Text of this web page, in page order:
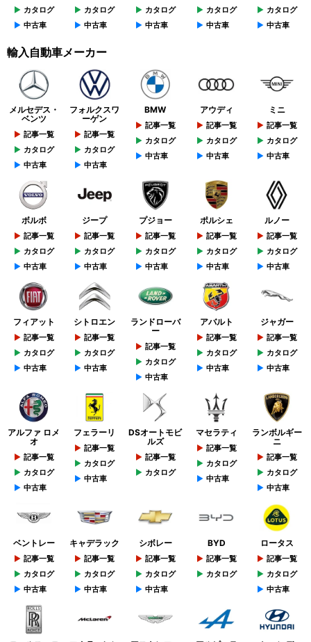
カタログ
中古車
カタログ
中古車
カタログ
中古車
カタログ
中古車
カタログ
中古車
輸入自動車メーカー
メルセデス・
ベンツ
記事一覧
カタログ
中古車
フォルクスワ
ーゲン
記事一覧
カタログ
中古車
BMW
記事一覧
カタログ
中古車
アウディ
記事一覧
カタログ
中古車
ミニ
記事一覧
カタログ
中古車
ボルボ
記事一覧
カタログ
中古車
ジープ
記事一覧
カタログ
中古車
プジョー
記事一覧
カタログ
中古車
ポルシェ
記事一覧
カタログ
中古車
ルノー
記事一覧
カタログ
中古車
フィアット
記事一覧
カタログ
中古車
シトロエン
記事一覧
カタログ
中古車
ランドローバ
ー
記事一覧
カタログ
中古車
アバルト
記事一覧
カタログ
中古車
ジャガー
記事一覧
カタログ
中古車
アルファ ロメ
オ
記事一覧
カタログ
中古車
フェラーリ
記事一覧
カタログ
中古車
DSオートモビ
ルズ
記事一覧
カタログ
マセラティ
記事一覧
カタログ
中古車
ランボルギー
ニ
記事一覧
カタログ
中古車
ベントレー
記事一覧
カタログ
中古車
キャデラック
記事一覧
カタログ
中古車
シボレー
記事一覧
カタログ
中古車
BYD
記事一覧
カタログ
ロータス
記事一覧
カタログ
中古車